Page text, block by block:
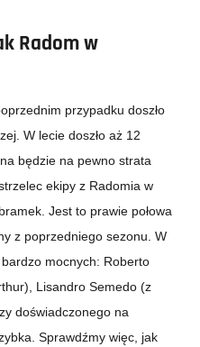
Radom w
przypadku doszło
W lecie doszło aż 12
będzie na pewno strata
ekipy z Radomia w
Jest to prawie połowa
z poprzedniego sezonu. W
mocnych: Roberto
Lisandro Semedo (z
doświadczonego na
Sprawdźmy więc, jak